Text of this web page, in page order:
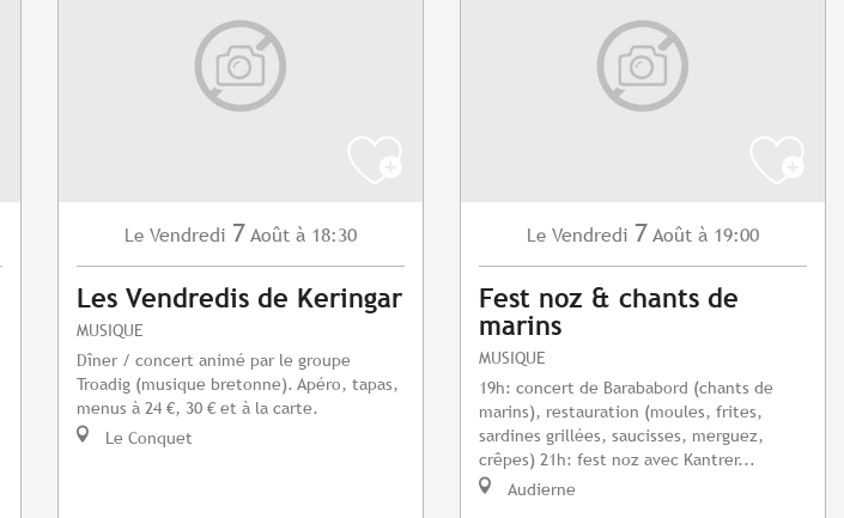
Le Vendredi 7 Août à 18:30
Les Vendredis de Keringar
MUSIQUE
Dîner / concert animé par le groupe
Troadig (musique bretonne). Apéro, tapas,
menus à 24 €, 30 € et à la carte.
Le Conquet
Le Vendredi 7 Août à 19:00
Fest noz & chants de
marins
MUSIQUE
19h: concert de Barababord (chants de
marins), restauration (moules, frites,
sardines grillées, saucisses, merguez,
crêpes) 21h: fest noz avec Kantrer...
Audierne